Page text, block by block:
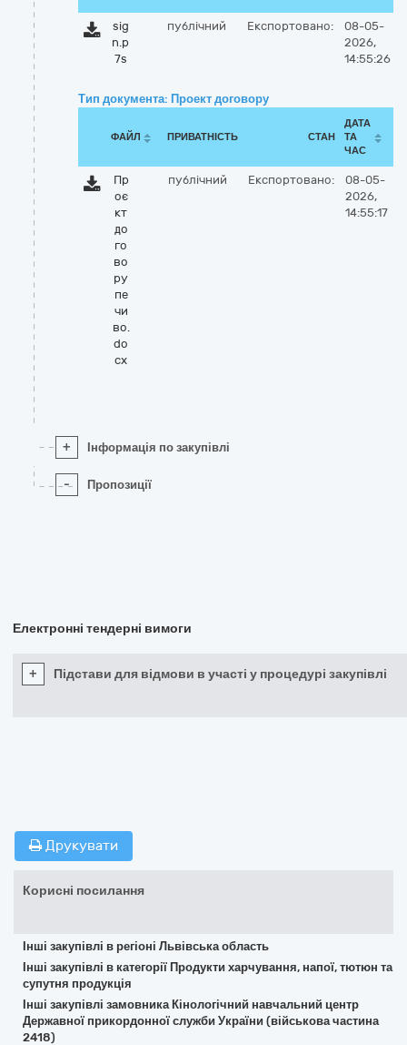
sig
n.p
7s
публічний Експортовано:
08-05-
2026,
14:55:26
Тип документа: Проект договору
ФАЙЛ ПРИВАТНІСТЬ СТАН
ДАТА
ТА
ЧАС
Пр
оє
кт
до
го
во
ру
пе
чи
во.
do
cx
публічний Експортовано:
08-05-
2026,
14:55:17
+ Інформація по закупівлі
- Пропозиції
Електронні тендерні вимоги
+ Підстави для відмови в участі у процедурі закупівлі
Друкувати
Корисні посилання
Інші закупівлі в регіоні Львівська область
Інші закупівлі в категорії Продукти харчування, напої, тютюн та
супутня продукція
Інші закупівлі замовника Кінологічний навчальний центр
Державної прикордонної служби України (військова частина
2418)